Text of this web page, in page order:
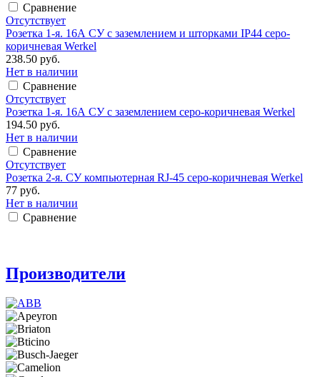
Сравнение
Отсутствует
Розетка 1-я. 16А СУ с заземлением и шторками IP44 серо-
коричневая Werkel
238.50 руб.
Нет в наличии
Сравнение
Отсутствует
Розетка 1-я. 16А СУ с заземлением серо-коричневая Werkel
194.50 руб.
Нет в наличии
Сравнение
Отсутствует
Розетка 2-я. СУ компьютерная RJ-45 серо-коричневая Werkel
77 руб.
Нет в наличии
Сравнение
Производители